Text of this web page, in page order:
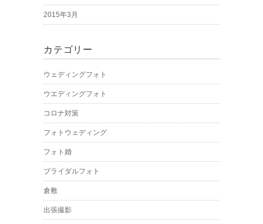
2015年3月
カテゴリー
ウェディングフォト
ウエディングフォト
コロナ対策
フォトウェディング
フォト婚
ブライダルフォト
倉敷
出張撮影